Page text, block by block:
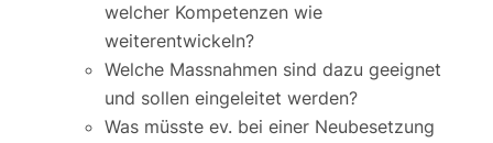
welcher Kompetenzen wie
weiterentwickeln?
Welche Massnahmen sind dazu geeignet
und sollen eingeleitet werden?
Was müsste ev. bei einer Neubesetzung